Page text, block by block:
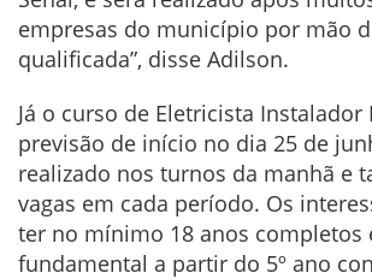
empresas do município por mão
qualificada”, disse Adilson.
Já o curso de Eletricista
previsão de início no dia 25 de
realizado nos turnos da manhã e
vagas em cada período. Os
ter no mínimo 18 anos completos
fundamental a partir do 5º ano